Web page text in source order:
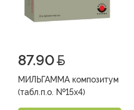
87.90
МИЛЬГАММА композитум
(табл.п.о. №15х4)